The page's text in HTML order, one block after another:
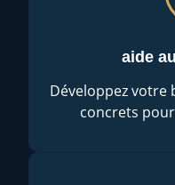
aide
Développez votre
concrets